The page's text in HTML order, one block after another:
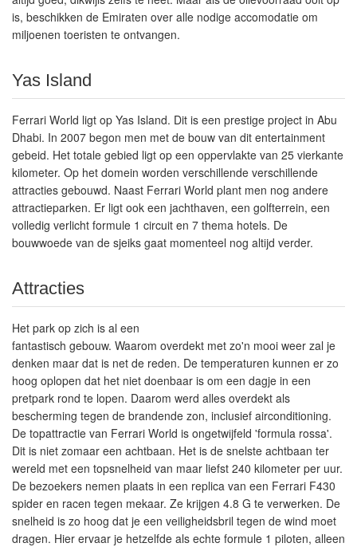
is, beschikken de Emiraten over alle nodige accomodatie om
miljoenen toeristen te ontvangen.
Yas Island
Ferrari World ligt op Yas Island. Dit is een prestige project in Abu
Dhabi. In 2007 begon men met de bouw van dit entertainment
gebeid. Het totale gebied ligt op een oppervlakte van 25 vierkante
kilometer. Op het domein worden verschillende verschillende
attracties gebouwd. Naast Ferrari World plant men nog andere
attractieparken. Er ligt ook een jachthaven, een golfterrein, een
volledig verlicht formule 1 circuit en 7 thema hotels. De
bouwwoede van de sjeiks gaat momenteel nog altijd verder.
Attracties
Het park op zich is al een
fantastisch gebouw. Waarom overdekt met zo'n mooi weer zal je
denken maar dat is net de reden. De temperaturen kunnen er zo
hoog oplopen dat het niet doenbaar is om een dagje in een
pretpark rond te lopen. Daarom werd alles overdekt als
bescherming tegen de brandende zon, inclusief airconditioning.
De topattractie van Ferrari World is ongetwijfeld 'formula rossa'.
Dit is niet zomaar een achtbaan. Het is de snelste achtbaan ter
wereld met een topsnelheid van maar liefst 240 kilometer per uur.
De bezoekers nemen plaats in een replica van een Ferrari F430
spider en racen tegen mekaar. Ze krijgen 4.8 G te verwerken. De
snelheid is zo hoog dat je een veiligheidsbril tegen de wind moet
dragen. Hier ervaar je hetzelfde als echte formule 1 piloten, alleen